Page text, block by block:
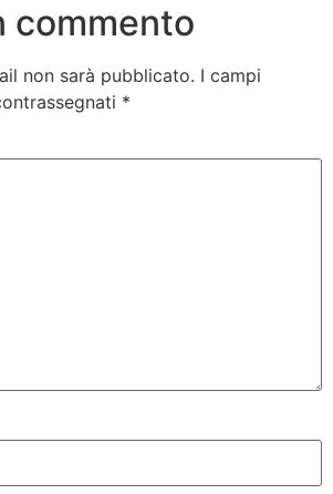
commento
non sarà pubblicato. I campi
*